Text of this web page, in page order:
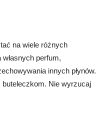
na wiele różnych
perfum,
innych płynów.
buteleczkom. Nie wyrzucaj